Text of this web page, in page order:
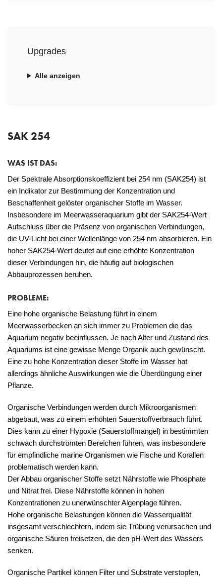
SAK 254
WAS IST DAS:
Der Spektrale Absorptionskoeffizient bei 254 nm (SAK254) ist
ein Indikator zur Bestimmung der Konzentration und
Beschaffenheit gelöster organischer Stoffe im Wasser.
Insbesondere im Meerwasseraquarium gibt der SAK254-Wert
Aufschluss über die Präsenz von organischen Verbindungen,
die UV-Licht bei einer Wellenlänge von 254 nm absorbieren. Ein
hoher SAK254-Wert deutet auf eine erhöhte Konzentration
dieser Verbindungen hin, die häufig auf biologischen
Abbauprozessen beruhen.
PROBLEME:
Eine hohe organische Belastung führt in einem
Meerwasserbecken an sich immer zu Problemen die das
Aquarium negativ beeinflussen. Je nach Alter und Zustand des
Aquariums ist eine gewisse Menge Organik auch gewünscht.
Eine zu hohe Konzentration dieser Stoffe im Wasser hat
allerdings ähnliche Auswirkungen wie die Überdüngung einer
Pflanze.
Organische Verbindungen werden durch Mikroorganismen
abgebaut, was zu einem erhöhten Sauerstoffverbrauch führt.
Dies kann zu einer Hypoxie (Sauerstoffmangel) in bestimmten
schwach durchströmten Bereichen führen, was insbesondere
für empfindliche marine Organismen wie Fische und Korallen
problematisch werden kann.
Der Abbau organischer Stoffe setzt Nährstoffe wie Phosphate
und Nitrat frei. Diese Nährstoffe können in hohen
Konzentrationen zu unerwünschter Algenplage führen.
Hohe organische Belastungen können die Wasserqualität
insgesamt verschlechtern, indem sie Trübung verursachen und
organische Säuren freisetzen, die den pH-Wert des Wassers
senken.
Organische Partikel können Filter und Substrate verstopfen,
Upgrades
Alle anzeigen